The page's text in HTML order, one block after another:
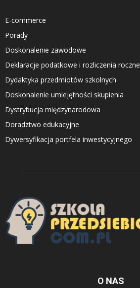
E-commerce
Porady
Doskonalenie zawodowe
Deklaracje podatkowe i rozliczenia roczne
Dydaktyka przedmiotów szkolnych
Doskonalenie umiejętności skupienia
Dystrybucja międzynarodowa
Doradztwo edukacyjne
Dywersyfikacja portfela inwestycyjnego
O NAS